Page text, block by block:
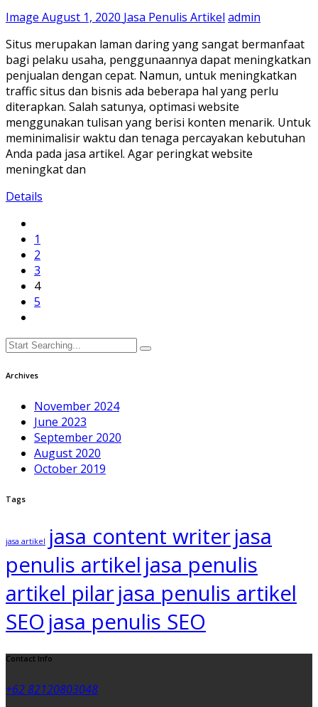
Image August 1, 2020 Jasa Penulis Artikel admin
Situs merupakan laman daring yang sangat bermanfaat
bagi pelaku usaha, penggunaannya dapat meningkatkan
penjualan dengan cepat. Namun, untuk meningkatkan
traffic situs dan bisnis ada beberapa hal yang perlu
diterapkan. Salah satunya, optimasi website
menggunakan tulisan yang berisi konten menarik. Untuk
meminimalisir waktu dan tenaga percayakan kebutuhan
Anda pada jasa artikel. Agar peringkat website
meningkat dan
Details
1
2
3
4
5
Archives
November 2024
June 2023
September 2020
August 2020
October 2019
Tags
jasa artikel jasa content writer jasa
penulis artikel jasa penulis
artikel pilar jasa penulis artikel
SEO jasa penulis SEO
Contact Info
+62 82120803048